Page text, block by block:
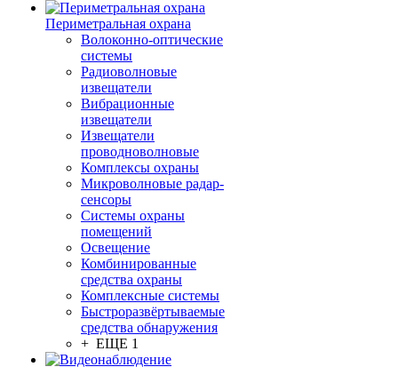
Периметральная охрана
Волоконно-оптические
системы
Радиоволновые
извещатели
Вибрационные
извещатели
Извещатели
проводноволновые
Комплексы охраны
Микроволновые радар-
сенсоры
Системы охраны
помещений
Освещение
Комбинированные
средства охраны
Комплексные системы
Быстроразвёртываемые
средства обнаружения
+ ЕЩЕ 1